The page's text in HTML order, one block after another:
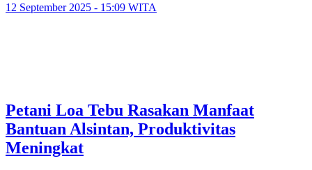
12 September 2025 - 15:09 WITA
Petani Loa Tebu Rasakan Manfaat
Bantuan Alsintan, Produktivitas
Meningkat